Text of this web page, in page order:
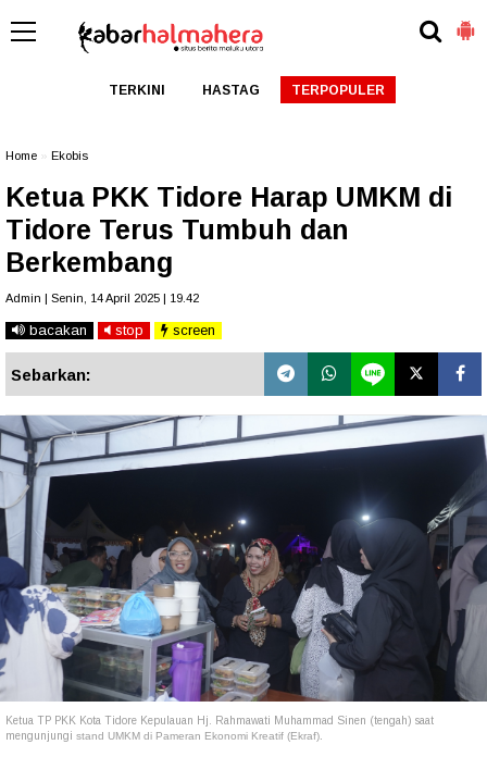
TERKINI HASTAG TERPOPULER
Home Ekobis
Ketua PKK Tidore Harap UMKM di
Tidore Terus Tumbuh dan
Berkembang
Admin | Senin, 14 April 2025 | 19.42
bacakan stop screen
Sebarkan:
Ketua TP PKK Kota Tidore Kepulauan Hj. Rahmawati Muhammad Sinen (tengah) saat
mengunjungi stand UMKM di Pameran Ekonomi Kreatif (Ekraf).